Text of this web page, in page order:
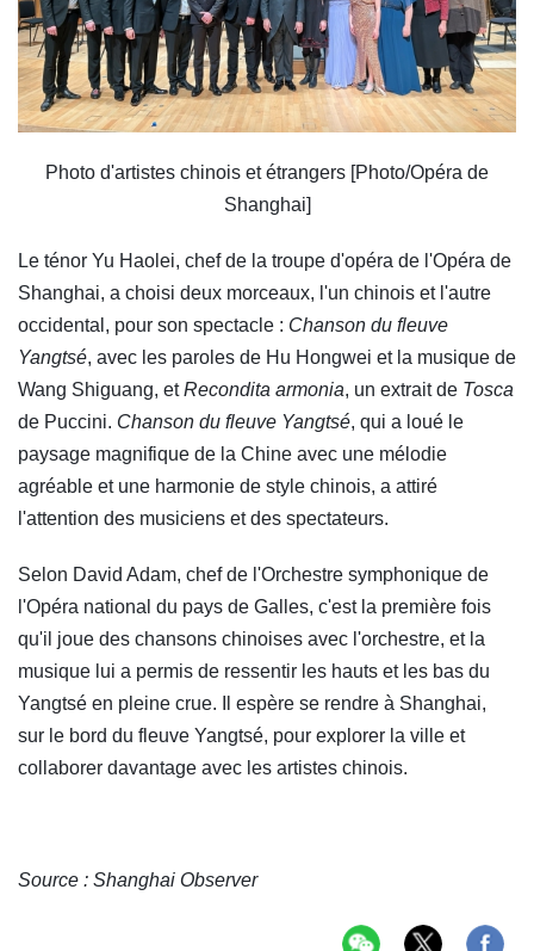
Photo d'artistes chinois et étrangers [Photo/Opéra de
Shanghai]
Le ténor Yu Haolei, chef de la troupe d'opéra de l'Opéra de
Shanghai, a choisi deux morceaux, l'un chinois et l'autre
occidental, pour son spectacle : Chanson du fleuve
Yangtsé, avec les paroles de Hu Hongwei et la musique de
Wang Shiguang, etRecondita armonia, un extrait de Tosca
de Puccini. Chanson du fleuve Yangtsé, qui a loué le
paysage magnifique de la Chine avec une mélodie
agréable et une harmonie de style chinois, a attiré
l'attention des musiciens et des spectateurs.
Selon David Adam, chef de l'Orchestre symphonique de
l'Opéra national du pays de Galles, c'est la première fois
qu'il joue des chansons chinoises avec l'orchestre, et la
musique lui a permis de ressentir les hauts et les bas du
Yangtsé en pleine crue. Il espère se rendre à Shanghai,
sur le bord du fleuve Yangtsé, pour explorer la ville et
collaborer davantage avec les artistes chinois.
Source : Shanghai Observer